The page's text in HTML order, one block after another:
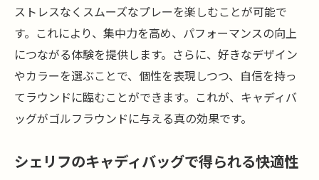
ゴルフショップシェリフの厳選キャディバッグ
でスタイルと機能を手に入れる
シェリフがおすすめする最新モデル
スタイルを引き立てるデザインの魅力
機能性を融合したシェリフのバッグ
ゴルフショップシェリフのサービス特典
ストレスなくスムーズなプレーを楽しむことが可能で
す。これにより、集中力を高め、パフォーマンスの向上
につながる体験を提供します。さらに、好きなデザイン
やカラーを選ぶことで、個性を表現しつつ、自信を持っ
てラウンドに臨むことができます。これが、キャディバ
ッグがゴルフラウンドに与える真の効果です。
シェリフのキャディバッグで得られる快適性